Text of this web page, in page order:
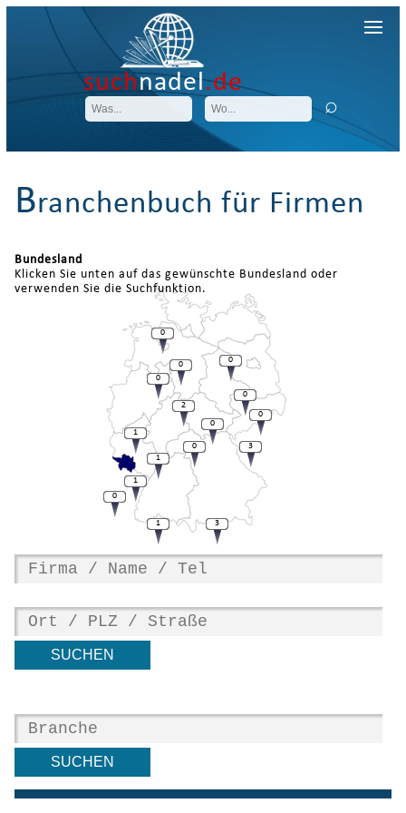
suchnadel.de
Branchenbuch für Firmen
Bundesland
Klicken Sie unten auf das gewünschte Bundesland oder
verwenden Sie die Suchfunktion.
3
0
1
0
0
0
0
0
0
2
0
1
1
1
0
3